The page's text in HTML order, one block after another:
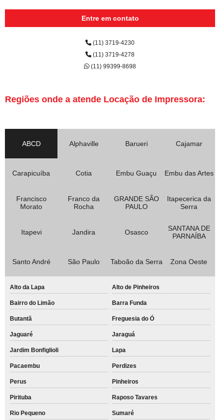
Entre em contato
(11) 3719-4230
(11) 3719-4278
(11) 99399-8698
Regiões onde a atende Locação de Impressora:
ABCD Alphaville Barueri Cajamar
Carapicuíba Cotia Embu Guaçu Embu das Artes
Francisco
Morato
Franco da
Rocha
GRANDE SÃO
PAULO
Itapecerica da
Serra
Itapevi Jandira Osasco
SANTANA DE
PARNAÍBA
Santo André São Paulo Taboão da Serra Zona Oeste
Alto da Lapa Alto de Pinheiros
Bairro do Limão Barra Funda
Butantã Freguesia do Ó
Jaguaré Jaraguá
Jardim Bonfiglioli Lapa
Pacaembu Perdizes
Perus Pinheiros
Pirituba Raposo Tavares
Rio Pequeno Sumaré